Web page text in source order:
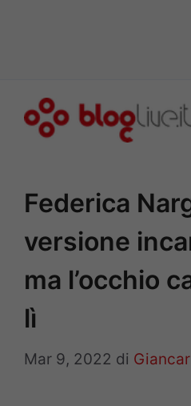
Federica
versione
ma l’occhio
lì
Mar 9, 2022 di